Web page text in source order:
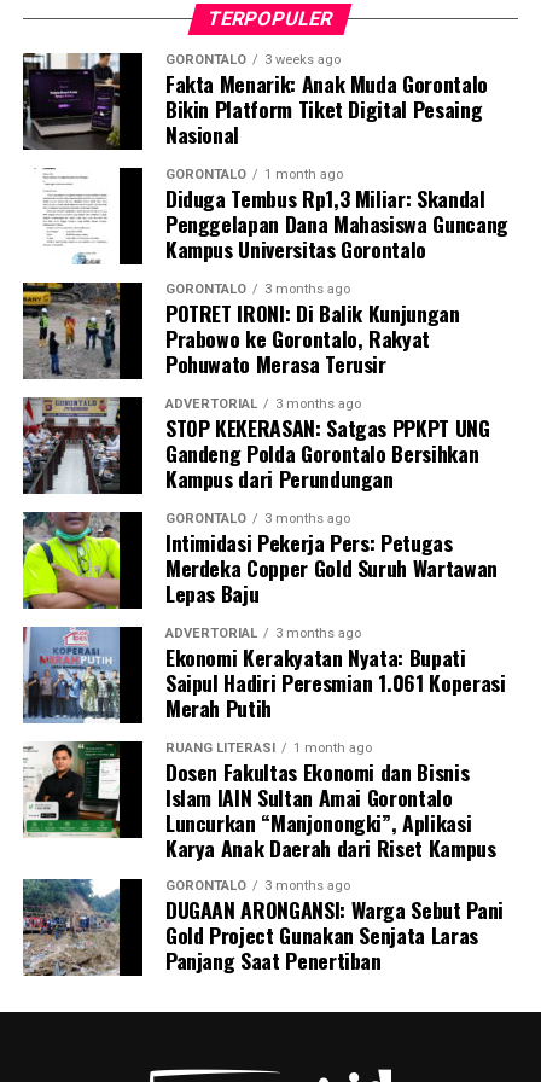
tersebut memiliki bobot sekitar 50 kilogram dan berisi
butiran putih menyerupai batu.
Guna memastikan kandungan material di dalamnya,
penyidik Subdit Gakkum Ditpolairud Polda Gorontalo
langsung mengirimkan sampel ke Laboratorium
Forensik (Labfor) Polda Sulawesi Utara di Manado. Hasil
pengujian laboratorium mengonfirmasi secara
meyakinkan bahwa butiran putih dalam 39 karung
tersebut positif mengandung sianida.
Selain menyita 1,9 ton sianida, polisi turut
mengamankan bangkai kapal “SAR.01.1824” yang telah
rusak, beserta sisa serpihan dan mesin kapal sebagai
barang bukti.
Hingga saat ini, pihak kepolisian tengah melakukan
penyelidikan intensif dan memburu pihak-pihak yang
bertanggung jawab atas kepemilikan serta aktivitas
pengangkutan barang berbahaya tersebut. Sedikitnya
enam orang saksi telah dimintai keterangan resmi,
termasuk personel Ditpolairud yang tiba pertama di
lokasi, Kepala Desa Motihelumo, warga pelapor, serta
masyarakat sekitar.
Peristiwa ini dipastikan melanggar sejumlah ketentuan
pidana berlapis. Para pelaku terancam dijerat atas
tindak pidana pengangkutan barang berbahaya tanpa
proses kepabeanan, pelanggaran pelayaran,
perdagangan tanpa izin resmi, serta pelanggaran
Undang-Undang Perlindungan Konsumen karena
memanipulasi label dan kemasan barang.
Menutup keterangannya, Kombes Devy mengimbau
seluruh masyarakat pesisir Gorontalo untuk terus
TERPOPULER
GORONTALO 3 weeks ago
Fakta Menarik: Anak Muda Gorontalo
Bikin Platform Tiket Digital Pesaing
Nasional
GORONTALO 1 month ago
Diduga Tembus Rp1,3 Miliar: Skandal
Penggelapan Dana Mahasiswa Guncang
Kampus Universitas Gorontalo
GORONTALO 3 months ago
POTRET IRONI: Di Balik Kunjungan
Prabowo ke Gorontalo, Rakyat
Pohuwato Merasa Terusir
ADVERTORIAL 3 months ago
STOP KEKERASAN: Satgas PPKPT UNG
Gandeng Polda Gorontalo Bersihkan
Kampus dari Perundungan
GORONTALO 3 months ago
Intimidasi Pekerja Pers: Petugas
Merdeka Copper Gold Suruh Wartawan
Lepas Baju
ADVERTORIAL 3 months ago
Ekonomi Kerakyatan Nyata: Bupati
Saipul Hadiri Peresmian 1.061 Koperasi
Merah Putih
RUANG LITERASI 1 month ago
Dosen Fakultas Ekonomi dan Bisnis
Islam IAIN Sultan Amai Gorontalo
Luncurkan “Manjonongki”, Aplikasi
Karya Anak Daerah dari Riset Kampus
GORONTALO 3 months ago
DUGAAN ARONGANSI: Warga Sebut Pani
Gold Project Gunakan Senjata Laras
Panjang Saat Penertiban